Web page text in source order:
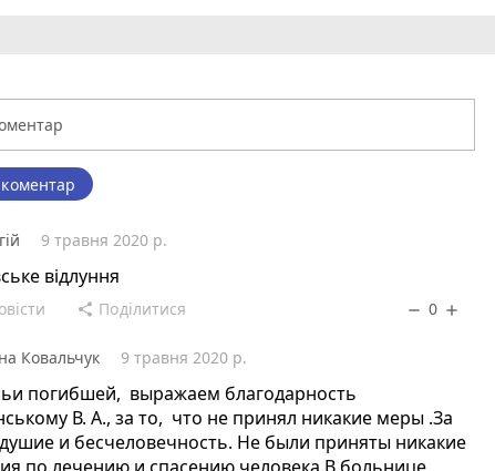
9 травня 2020 р.
відлуння
share Поділитися remove 0 add
Ковальчук 9 травня 2020 р.
погибшей, выражаем благодарность
В. А., за то, что не принял никакие меры .За
и бесчеловечность. Не были приняты никакие